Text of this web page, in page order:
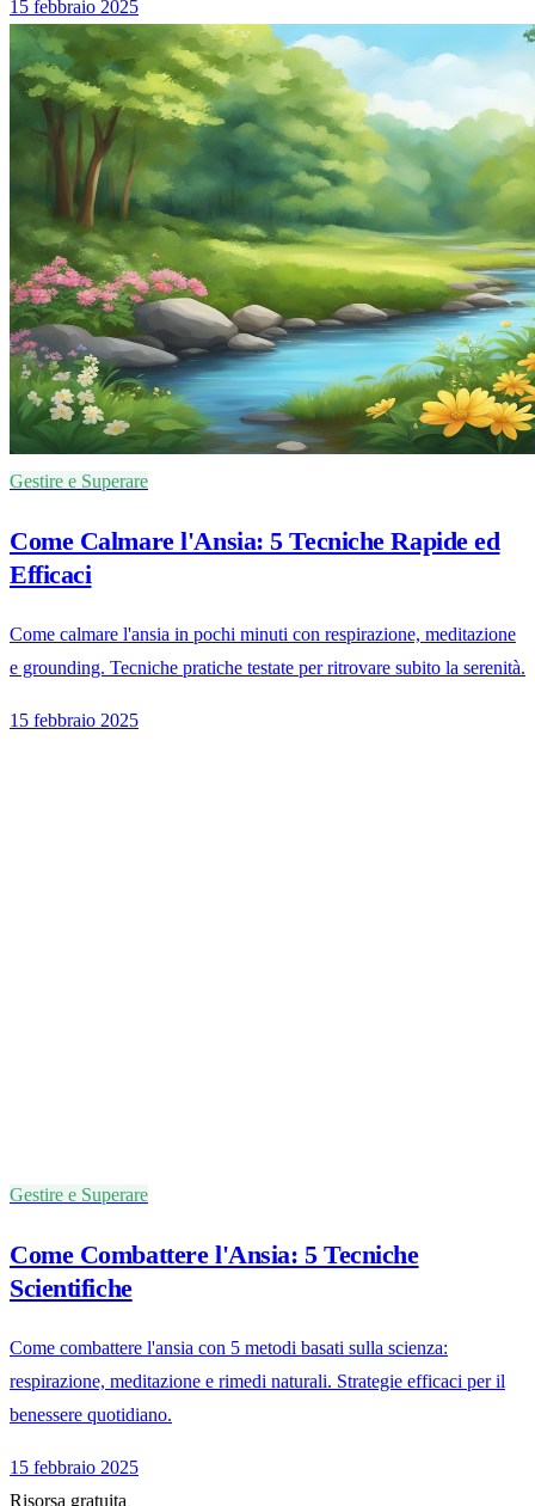
15 febbraio 2025
Gestire e Superare
Come Calmare l'Ansia: 5 Tecniche Rapide ed
Efficaci
Come calmare l'ansia in pochi minuti con respirazione, meditazione
e grounding. Tecniche pratiche testate per ritrovare subito la serenità.
15 febbraio 2025
Gestire e Superare
Come Combattere l'Ansia: 5 Tecniche
Scientifiche
Come combattere l'ansia con 5 metodi basati sulla scienza:
respirazione, meditazione e rimedi naturali. Strategie efficaci per il
benessere quotidiano.
15 febbraio 2025
Risorsa gratuita